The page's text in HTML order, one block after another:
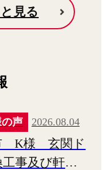
見る
声 2026.08.04
K様 玄関ド
工事及び軒天